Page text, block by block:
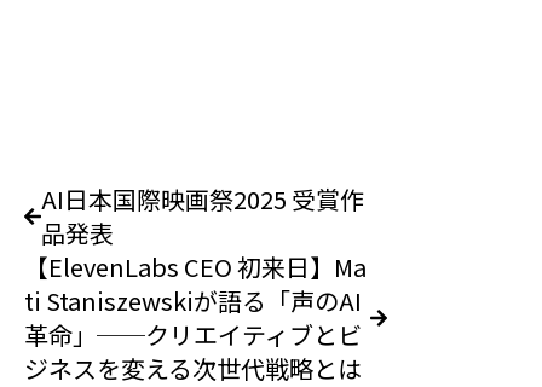
AI日本国際映画祭2025 受賞作
品発表
【ElevenLabs CEO 初来日】Ma
ti Staniszewskiが語る「声のAI
革命」──クリエイティブとビ
ジネスを変える次世代戦略とは